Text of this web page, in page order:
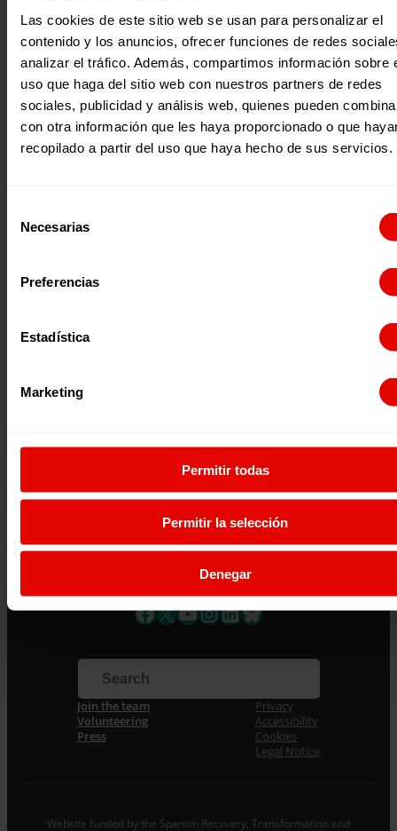
Las cookies de este sitio web se usan para personalizar el
contenido y los anuncios, ofrecer funciones de redes
analizar el tráfico. Además, compartimos información sobre
uso que haga del sitio web con nuestros partners de redes
sociales, publicidad y análisis web, quienes pueden
con otra información que les haya proporcionado o que
recopilado a partir del uso que haya hecho de sus servicios.
Necesarias
Preferencias
Estadística
Marketing
Permitir todas
Permitir la selección
Denegar
Previous:
Maldonado St., 1. Floor 3.
Tlf. 91 590 26 72
noticias@entreculturas.org
Facebook
X YouTube
Instagram
LinkedIn
Bluesky
Join the team
Volunteering
Press
Privacy
Accessibility
Cookies
Legal Notice
Website funded by the Spanish Recovery, Transformation and